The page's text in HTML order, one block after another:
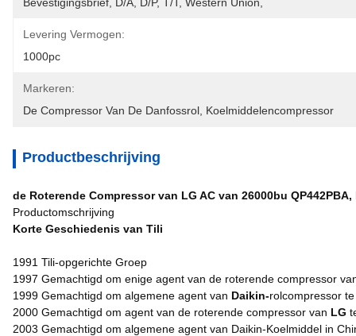
Levering Vermogen:
1000pc
Markeren:
De Compressor Van De Danfossrol Koelmiddelencompressor
Productbeschrijving
de Roterende Compressor van LG AC van 26000bu
Productomschrijving
Korte Geschiedenis van Tili
1991 Tili-opgerichte Groep
1997 Gemachtigd om enige agent van de roterende compressor
1999 Gemachtigd om algemene agent van Daikin-rolcompressor
2000 Gemachtigd om agent van de roterende compressor van LG
2003 Gemachtigd om algemene agent van Daikin-Koelmiddel in